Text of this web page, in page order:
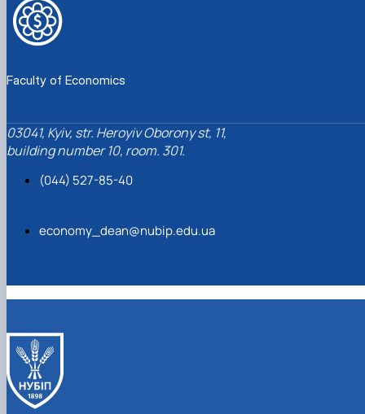
Faculty of Economics
03041, Kyiv, str. Heroyiv Oborony st, 11,
building number 10, room. 301.
(044) 527-85-40
economy_dean@nubip.edu.ua